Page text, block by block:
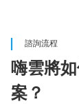
諮詢流程
嗨雲將
案？